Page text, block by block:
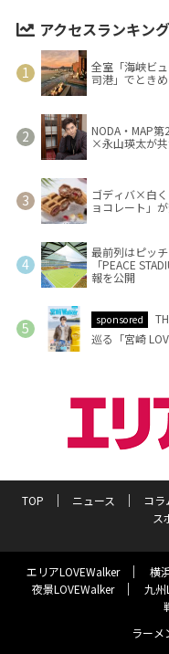
アクセスランキング
全室「海峡ビ
司港」でとき
NODA・MAP
×永山瑛太が
ゴディバ×白
ョコレート」
最前列はピッ
「PEACE
報を公開
sponsored
巡る「宮崎
TOP ニュース コラ
ス
エリアLOVEWalker 横
夜景LOVEWalker
九州
ラーメ